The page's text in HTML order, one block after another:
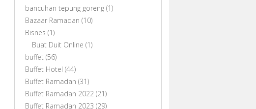
bancuhan tepung goreng (1)
Bazaar Ramadan (10)
Bisnes (1)
Buat Duit Online (1)
buffet (56)
Buffet Hotel (44)
Buffet Ramadan (31)
Buffet Ramadan 2022 (21)
Buffet Ramadan 2023 (29)